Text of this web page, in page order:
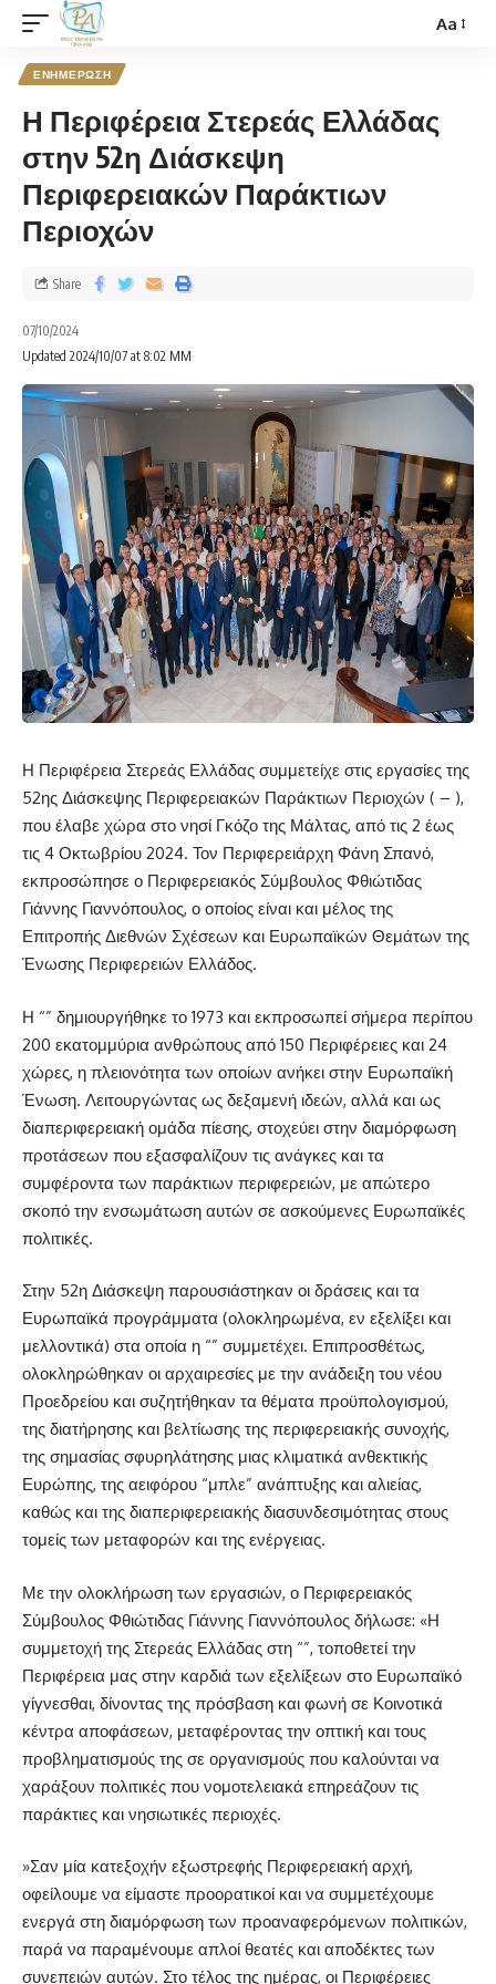
Aa
ΕΝΗΜΕΡΩΣΗ
Η Περιφέρεια Στερεάς Ελλάδας
στην 52η Διάσκεψη
Περιφερειακών Παράκτιων
Περιοχών
07/10/2024
Updated 2024/10/07 at 8:02 ΜΜ
Share
Η Περιφέρεια Στερεάς Ελλάδας συμμετείχε στις εργασίες της
52ης Διάσκεψης Περιφερειακών Παράκτιων Περιοχών ( – ),
που έλαβε χώρα στο νησί Γκόζο της Μάλτας, από τις 2 έως
τις 4 Οκτωβρίου 2024. Τον Περιφερειάρχη Φάνη Σπανό,
εκπροσώπησε ο Περιφερειακός Σύμβουλος Φθιώτιδας
Γιάννης Γιαννόπουλος, ο οποίος είναι και μέλος της
Επιτροπής Διεθνών Σχέσεων και Ευρωπαϊκών Θεμάτων της
Ένωσης Περιφερειών Ελλάδος.
Η “” δημιουργήθηκε το 1973 και εκπροσωπεί σήμερα περίπου
200 εκατομμύρια ανθρώπους από 150 Περιφέρειες και 24
χώρες, η πλειονότητα των οποίων ανήκει στην Ευρωπαϊκή
Ένωση. Λειτουργώντας ως δεξαμενή ιδεών, αλλά και ως
διαπεριφερειακή ομάδα πίεσης, στοχεύει στην διαμόρφωση
προτάσεων που εξασφαλίζουν τις ανάγκες και τα
συμφέροντα των παράκτιων περιφερειών, με απώτερο
σκοπό την ενσωμάτωση αυτών σε ασκούμενες Ευρωπαϊκές
πολιτικές.
Στην 52η Διάσκεψη παρουσιάστηκαν οι δράσεις και τα
Ευρωπαϊκά προγράμματα (ολοκληρωμένα, εν εξελίξει και
μελλοντικά) στα οποία η “” συμμετέχει. Επιπροσθέτως,
ολοκληρώθηκαν οι αρχαιρεσίες με την ανάδειξη του νέου
Προεδρείου και συζητήθηκαν τα θέματα προϋπολογισμού,
της διατήρησης και βελτίωσης της περιφερειακής συνοχής,
της σημασίας σφυρηλάτησης μιας κλιματικά ανθεκτικής
Ευρώπης, της αειφόρου “μπλε” ανάπτυξης και αλιείας,
καθώς και της διαπεριφερειακής διασυνδεσιμότητας στους
τομείς των μεταφορών και της ενέργειας.
Με την ολοκλήρωση των εργασιών, ο Περιφερειακός
Σύμβουλος Φθιώτιδας Γιάννης Γιαννόπουλος δήλωσε: «Η
συμμετοχή της Στερεάς Ελλάδας στη “”, τοποθετεί την
Περιφέρεια μας στην καρδιά των εξελίξεων στο Ευρωπαϊκό
γίγνεσθαι, δίνοντας της πρόσβαση και φωνή σε Κοινοτικά
κέντρα αποφάσεων, μεταφέροντας την οπτική και τους
προβληματισμούς της σε οργανισμούς που καλούνται να
χαράξουν πολιτικές που νομοτελειακά επηρεάζουν τις
παράκτιες και νησιωτικές περιοχές.
»Σαν μία κατεξοχήν εξωστρεφής Περιφερειακή αρχή,
οφείλουμε να είμαστε προορατικοί και να συμμετέχουμε
ενεργά στη διαμόρφωση των προαναφερόμενων πολιτικών,
παρά να παραμένουμε απλοί θεατές και αποδέκτες των
συνεπειών αυτών. Στο τέλος της ημέρας, οι Περιφέρειες